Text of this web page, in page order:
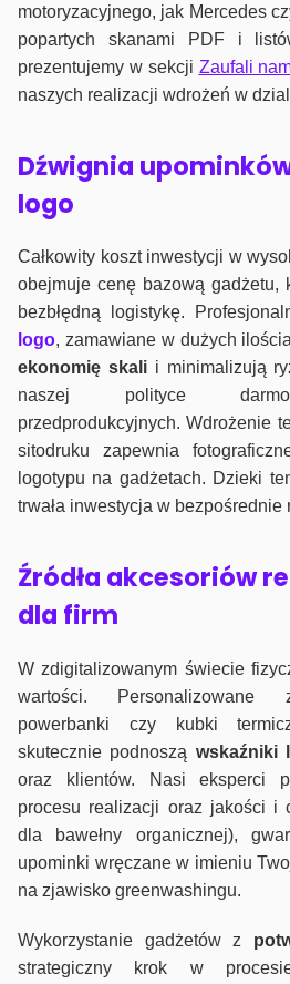
motoryzacyjnego, jak Mercedes
popartych skanami PDF i
prezentujemy w sekcji Zaufali
naszych realizacji wdrożeń w
Dźwignia
logo
Całkowity koszt inwestycji w
obejmuje cenę bazową gadżetu,
bezbłędną logistykę.
logo, zamawiane w dużych
ekonomię skalii minimalizują
naszej polityce
przedprodukcyjnych. Wdrożenie
sitodruku zapewnia
logotypu na gadżetach. Dzieki
trwała inwestycja w bezpośrednie
Źródła akcesoriów
dla firm
W zdigitalizowanym świecie
wartości. Personalizowane
powerbanki czy kubki
skutecznie podnoszą wskaźniki
oraz klientów. Nasi eksperci
procesu realizacji oraz jakości i
dla bawełny organicznej),
upominki wręczane w imieniu
na zjawisko greenwashingu.
Wykorzystanie gadżetów z
strategiczny krok w